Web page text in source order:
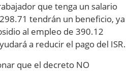
que tenga un salario
tendrán un beneficio, ya
al empleo de 390.12
a reducir el pago del ISR.
que el decreto NO